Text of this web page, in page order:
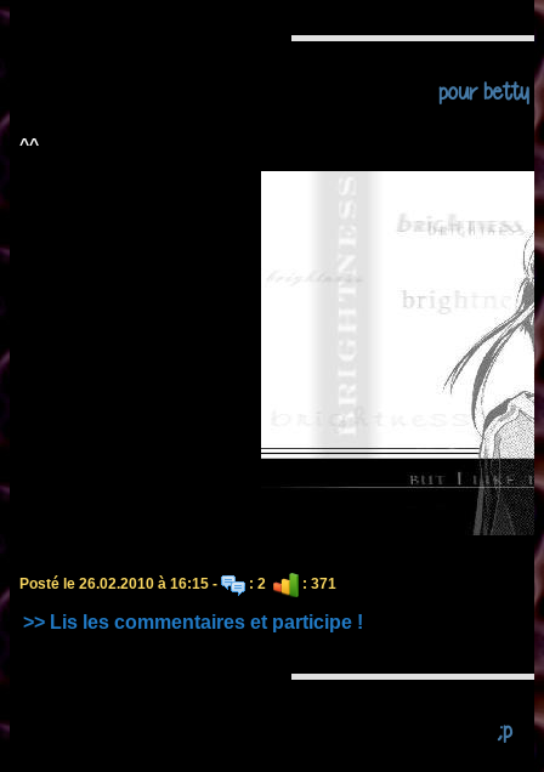
pour betty
^^
Posté le 26.02.2010 à 16:15 - : 2 : 371
>> Lis les commentaires et participe !
;p